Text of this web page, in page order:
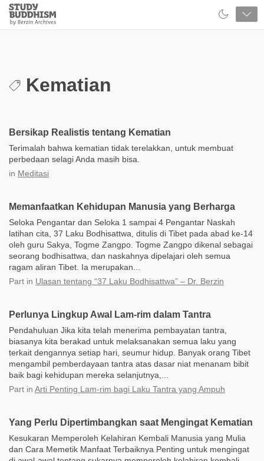
Close
Study
Buddhism
Kematian
Bersikap Realistis tentang Kematian
Terimalah bahwa kematian tidak terelakkan, untuk membuat
perbedaan selagi Anda masih bisa.
in Meditasi
Memanfaatkan Kehidupan Manusia yang Berharga
Seloka Pengantar dan Seloka 1 sampai 4 Pengantar Naskah
latihan cita, 37 Laku Bodhisattwa, ditulis di Tibet pada abad ke-14
oleh guru Sakya, Togme Zangpo. Togme Zangpo dikenal sebagai
seorang bodhisattwa, dan naskahnya dipelajari oleh semua
ragam aliran Tibet. Ia merupakan...
Part in Ulasan tentang “37 Laku Bodhisattwa” – Dr. Berzin
Perlunya Lingkup Awal Lam-rim dalam Tantra
Pendahuluan Jika kita telah menerima pembayatan tantra,
biasanya kita berakad untuk melaksanakan semua laku yang
terkait dengannya setiap hari, seumur hidup. Banyak orang Tibet
mengambil pemberdayaan tantra atas dasar niat menanam bibit
baik bagi kehidupan mereka selanjutnya,...
Part in Arti Penting Lam-rim bagi Laku Tantra yang Ampuh
Yang Perlu Dipertimbangkan saat Mengingat Kematian
Kesukaran Memperoleh Kelahiran Kembali Manusia yang Mulia
dan Cara Memetik Manfaat Terbaiknya Penting untuk mengingat